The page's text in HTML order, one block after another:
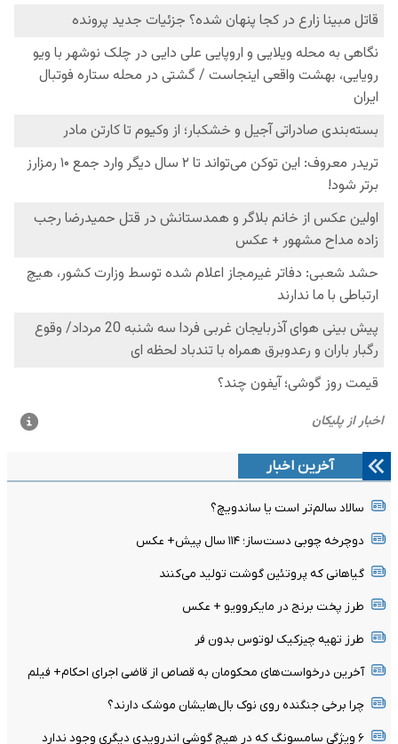
آخرین اخبار
سالاد سالم‌تر است یا ساندویچ؟
دوچرخه چوبی دست‌ساز؛ ۱۱۴ سال پیش+ عکس
گیاهانی که پروتئین گوشت تولید می‌کنند
طرز پخت برنج در مایکروویو + عکس
طرز تهیه چیزکیک لوتوس بدون فر
آخرین درخواست‌های محکومان به قصاص از قاضی اجرای احکام+ فیلم
چرا برخی جنگنده روی نوک بال‌هایشان موشک‌ دارند؟
۶ ویژگی سامسونگ که در هیچ گوشی اندرویدی دیگری وجود ندارد